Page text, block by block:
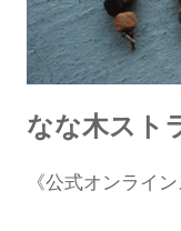
なな木スト
《公式オンライ